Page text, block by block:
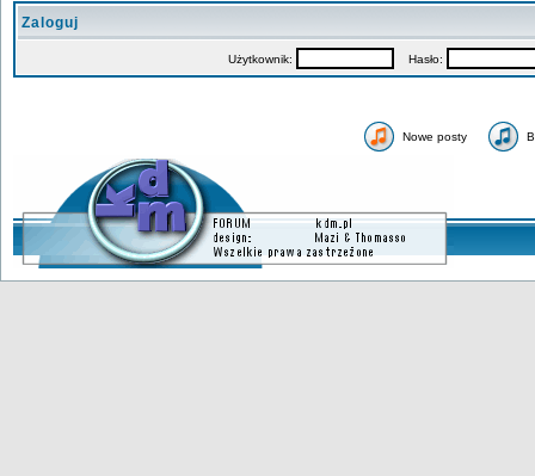
Zaloguj
Użytkownik: Hasło:
Nowe posty